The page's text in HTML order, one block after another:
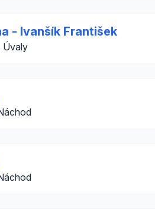
- Ivanšík František
Úvaly